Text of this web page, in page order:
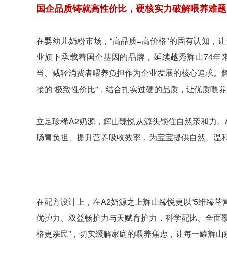
国企品质铸就高性价比，硬核实力破解喂养难题
在婴幼儿奶粉市场，“高品质=高价格”的固有认知，
业旗下承载着国企基因的品牌，延续越秀辉山74
当、减轻消费者喂养负担作为企业发展的核心追求
接的“极致性价比”，结合扎实过硬的品质，让优质喂养
立足珍稀A2奶源，辉山臻悦从源头锁住自然亲和力
肠胃负担、提升营养吸收效率，为宝宝提供自然、温
在配方设计上，在A2奶源之上辉山臻悦更以“5维臻
优护力、双益畅护力与天赋育护力，科学配比、全面
格更亲民”，切实缓解家庭的喂养焦虑，让每一罐辉山